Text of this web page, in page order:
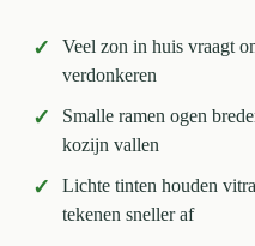
✓
Veel zon in huis vraagt
verdonkeren
✓
Smalle ramen ogen
kozijn vallen
✓
Lichte tinten houden
tekenen sneller af